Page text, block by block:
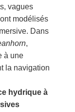
vagues
modélisés
Dans
,
à une
la navigation
hydrique à